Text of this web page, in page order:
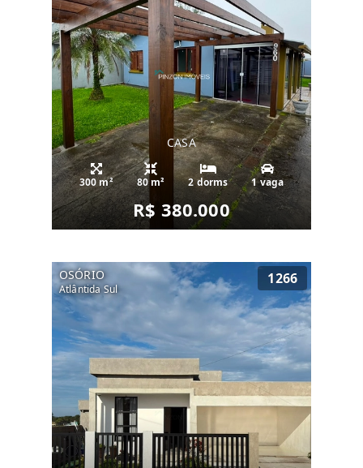
CASA
300 m² 80 m² 2 dorms 1 vaga
R$ 380.000
OSÓRIO
Atlântida Sul
1266